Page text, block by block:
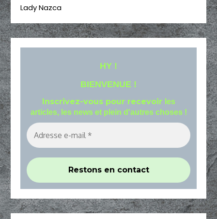
Lady Nazca
HY !
BIENVENUE !
Inscrivez-vous pour recevoir les
articles, les news et plein d'autres choses !